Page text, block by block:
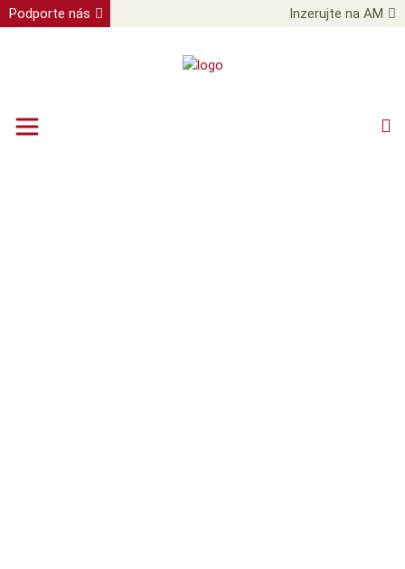
Podporte nás Inzerujte na AM